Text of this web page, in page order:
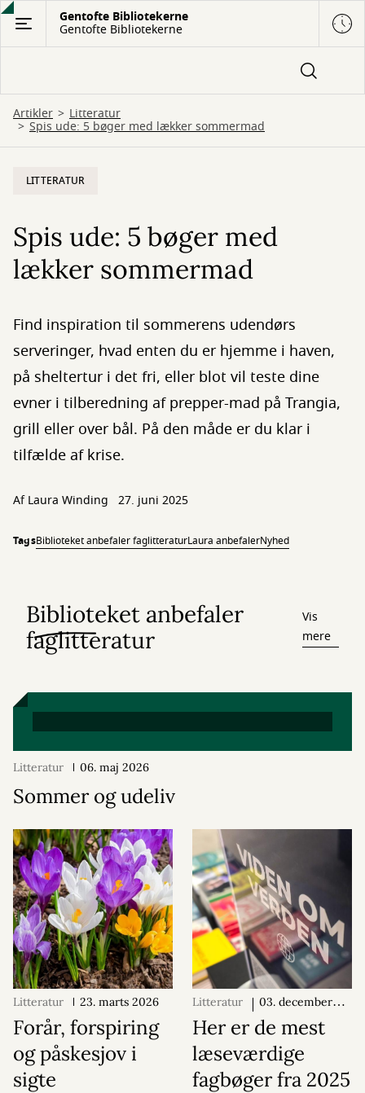
Gå
hovedindhold
Gentofte Bibliotekerne
Gentofte Bibliotekerne
Artikler Litteratur
Spis ude: 5 bøger med lækker sommermad
LITTERATUR
Spis ude: 5 bøger med
lækker sommermad
Find inspiration til sommerens udendørs
serveringer, hvad enten du er hjemme i haven,
på sheltertur i det fri, eller blot vil teste dine
evner i tilberedning af prepper-mad på Trangia,
grill eller over bål. På den måde er du klar i
tilfælde af krise.
Af Laura Winding 27. juni 2025
TagsBiblioteket anbefaler faglitteraturLaura anbefalerNyhed
Biblioteket anbefaler
faglitteratur
Vis
mere
Litteratur 06. maj 2026
Sommer og udeliv
Litteratur 23. marts 2026
Forår, forspiring
og påskesjov i
sigte
Litteratur
03. december
2025
Her er de mest
læseværdige
fagbøger fra 2025